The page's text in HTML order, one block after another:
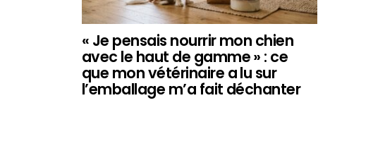
« Je pensais nourrir mon chien
avec le haut de gamme » : ce
que mon vétérinaire a lu sur
l’emballage m’a fait déchanter